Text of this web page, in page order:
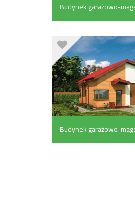
Budynek garażowo-
pom. pomocniczymi i
rekreacyjną (130.6 m²)
Budynek garażowo-
pom. pomocniczymi